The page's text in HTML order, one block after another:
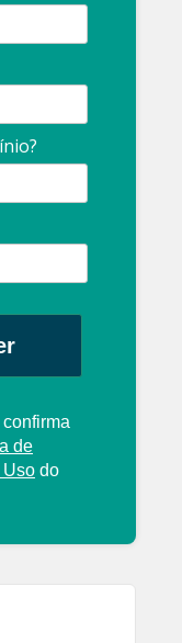
de
Uso do